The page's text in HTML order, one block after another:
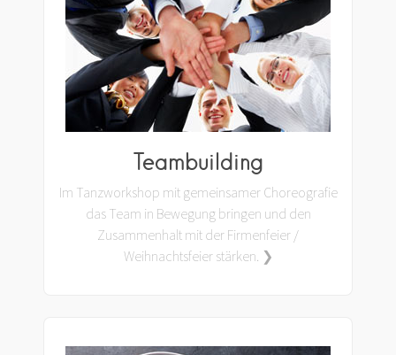
Teambuilding
Im Tanzworkshop mit gemeinsamer Choreografie
das Team in Bewegung bringen und den
Zusammenhalt mit der Firmenfeier /
Weihnachtsfeier stärken. ❯